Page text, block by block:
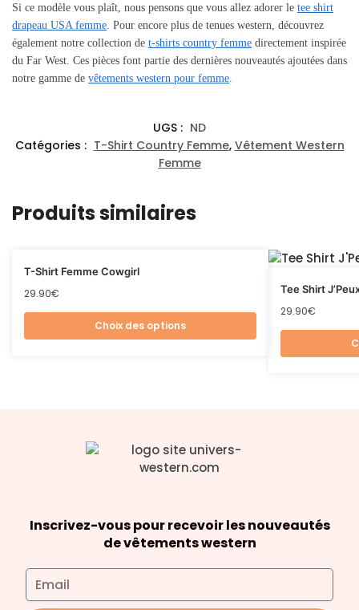
Si ce modèle vous plaît, nous pensons que vous allez adorer le tee shirt
drapeau USA femme . Pour encore plus de tenues western, découvrez
également notre collection de t-shirts country femme directement inspirée
du Far West. Ces pièces font partie des dernières nouveautés ajoutées dans
notre gamme de vêtements western pour femme
UGS : ND
Catégories : T-Shirt Country Femme, Vêtement Western
Femme
Produits similaires
T-Shirt Femme Cowgirl
29.90€
Choix des options
Tee Shirt
29.90€
Inscrivez-vous pour recevoir les nouveautés
de vêtements western